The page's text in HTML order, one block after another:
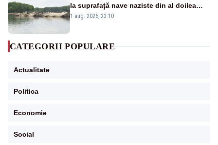
la suprafață nave naziste din al doilea
război mondial
1 aug. 2026, 23:10
CATEGORII POPULARE
Actualitate
Politica
Economie
Social